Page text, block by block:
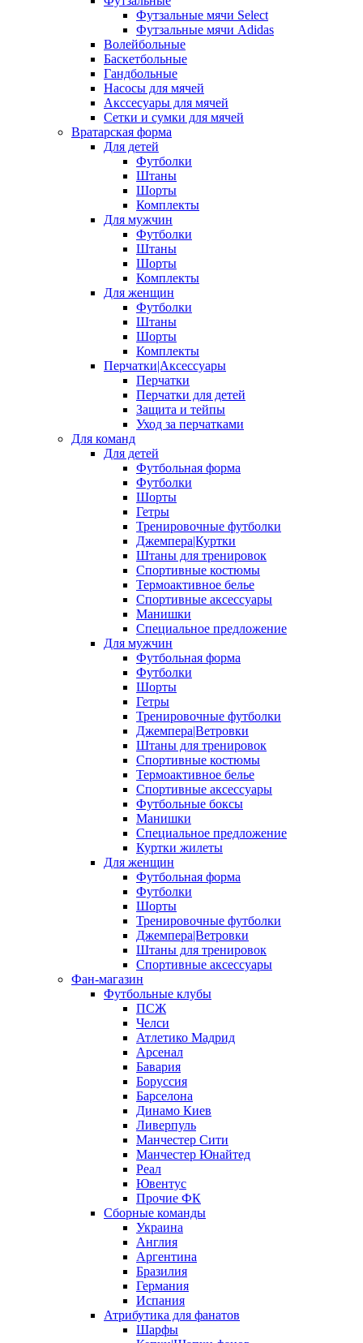
Футзальные мячи Select
Футзальные мячи Adidas
Волейбольные
Баскетбольные
Гандбольные
Насосы для мячей
Акссесуары для мячей
Сетки и сумки для мячей
Вратарская форма
Для детей
Футболки
Штаны
Шорты
Комплекты
Для мужчин
Футболки
Штаны
Шорты
Комплекты
Для женщин
Футболки
Штаны
Шорты
Комплекты
Перчатки|Аксессуары
Перчатки
Перчатки для детей
Защита и тейпы
Уход за перчатками
Для команд
Для детей
Футбольная форма
Футболки
Шорты
Гетры
Тренировочные футболки
Джемпера|Куртки
Штаны для тренировок
Спортивные костюмы
Термоактивное белье
Спортивные аксессуары
Манишки
Специальное предложение
Для мужчин
Футбольная форма
Футболки
Шорты
Гетры
Тренировочные футболки
Джемпера|Ветровки
Штаны для тренировок
Спортивные костюмы
Термоактивное белье
Спортивные аксессуары
Футбольные боксы
Манишки
Специальное предложение
Куртки жилеты
Для женщин
Футбольная форма
Футболки
Шорты
Тренировочные футболки
Джемпера|Ветровки
Штаны для тренировок
Спортивные аксессуары
Фан-магазин
Футбольные клубы
ПСЖ
Челси
Атлетико Мадрид
Арсенал
Бавария
Боруссия
Барселона
Динамо Киев
Ливерпуль
Манчестер Сити
Манчестер Юнайтед
Реал
Ювентус
Прочие ФК
Сборные команды
Украина
Англия
Аргентина
Бразилия
Германия
Испания
Атрибутика для фанатов
Шарфы